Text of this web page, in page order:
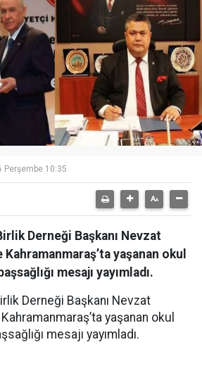
Perşembe 10:35
Derneği Başkanı Nevzat
yaşanan okul
mesajı yayımladı.
Derneği Başkanı Nevzat
yaşanan okul
mesajı yayımladı.